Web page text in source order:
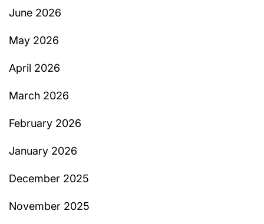
June 2026
May 2026
April 2026
March 2026
February 2026
January 2026
December 2025
November 2025